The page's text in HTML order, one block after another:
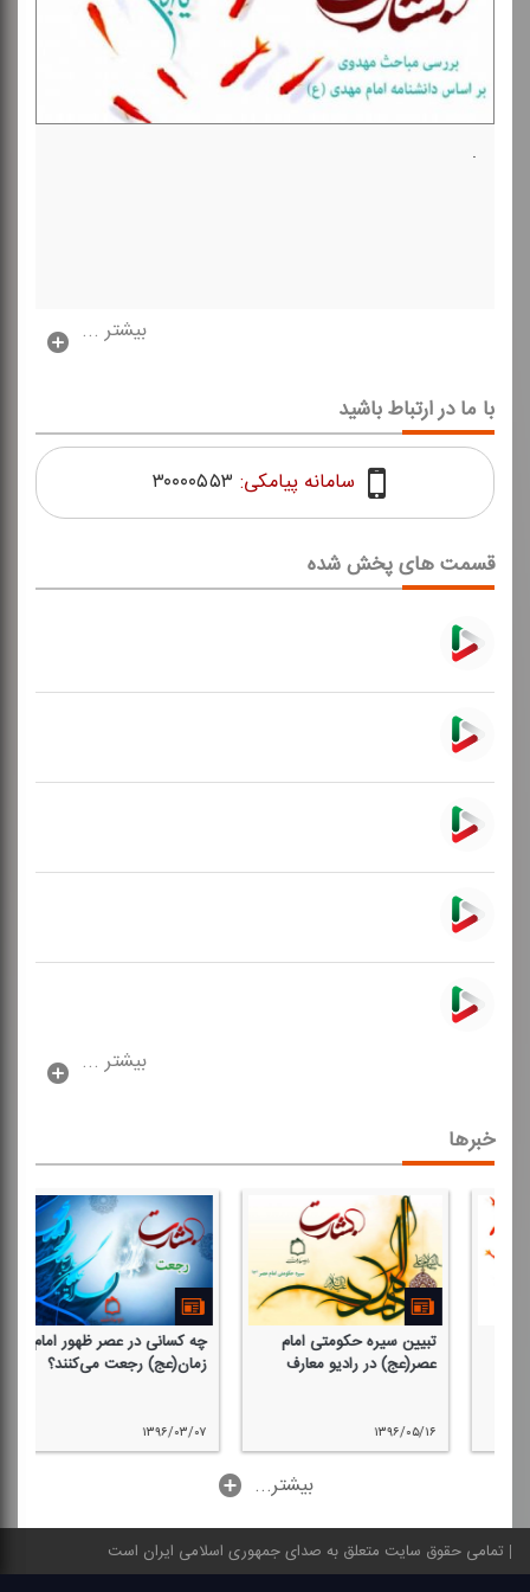
.
بیشتر ...
قسمت های پخش شده
بیشتر ...
با ما در ارتباط باشید
سامانه پیامکی: ۳۰۰۰۰۵۵۳
خبرها
تبیین سیره حكومتی امام
عصر(عج) در رادیو معارف
۱۳۹۶/۰۵/۱۶
چه كسانی در عصر ظهور امام
زمان(عج) رجعت می‌كنند؟
۱۳۹۶/۰۳/۰۷
...بیشتر
تمامی حقوق سایت متعلق به صدای جمهوری اسلامی ایران است